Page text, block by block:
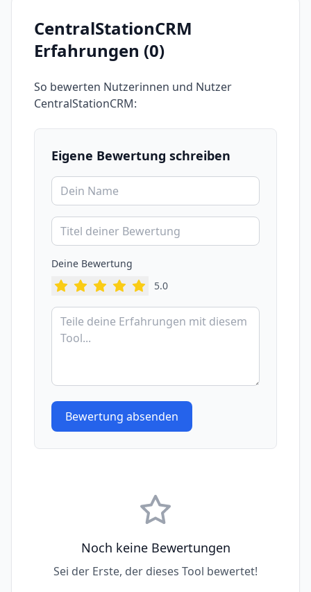
CentralStationCRM
Erfahrungen (0)
So bewerten Nutzerinnen und Nutzer
CentralStationCRM:
Eigene Bewertung schreiben
Deine Bewertung
5.0
Bewertung absenden
Noch keine Bewertungen
Sei der Erste, der dieses Tool bewertet!